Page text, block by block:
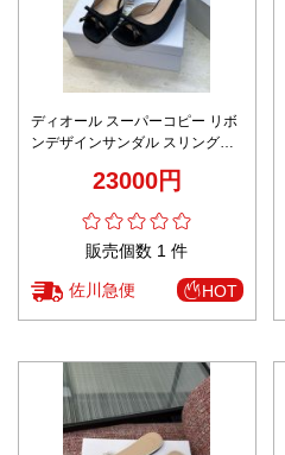
ディオール スーパーコピー リボ
ンデザインサンダル スリングバ
23000円
販売個数 1 件
佐川急便 HOT